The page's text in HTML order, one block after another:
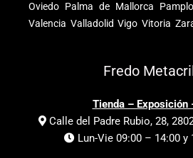
Oviedo Palma de Mallorca
Valencia Valladolid Vigo Vitoria
Fredo
Tienda – Exposición
Calle del Padre Rubio, 28,
Lun-Vie 09:00 – 14:00 y